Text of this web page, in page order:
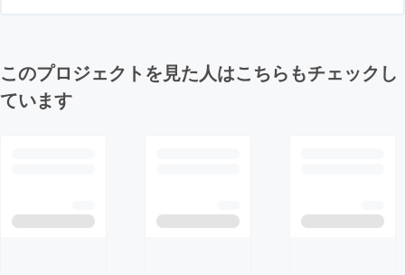
このプロジェクトを見た人はこちらもチェックし
ています